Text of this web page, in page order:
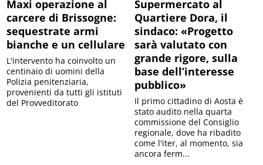
Maxi operazione al
carcere di Brissogne:
sequestrate armi
bianche e un cellulare
L'intervento ha coinvolto un
centinaio di uomini della
Polizia penitenziaria,
provenienti da tutti gli istituti
del Provveditorato
Supermercato al
Quartiere Dora, il
sindaco: «Progetto
sarà valutato con
grande rigore, sulla
base dell’interesse
pubblico»
Il primo cittadino di Aosta è
stato audito nella quarta
commissione del Consiglio
regionale, dove ha ribadito
come l'iter, al momento, sia
ancora ferm...